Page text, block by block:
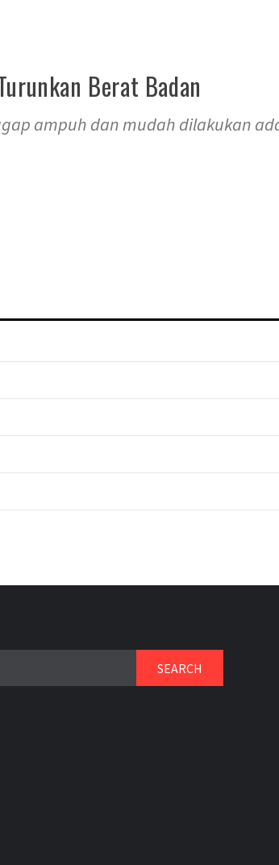
Berat Badan
ampuh dan mudah dilakukan